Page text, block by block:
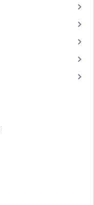
keyboard_arrow_right
keyboard_arrow_right
keyboard_arrow_right
keyboard_arrow_right
keyboard_arrow_right